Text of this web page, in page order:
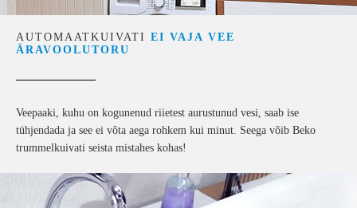
AUTOMAATKUIVATI EI VAJA VEE
ÄRAVOOLUTORU
Veepaaki, kuhu on kogunenud riietest aurustunud vesi, saab ise
tühjendada ja see ei võta aega rohkem kui minut. Seega võib Beko
trummelkuivati seista mistahes kohas!